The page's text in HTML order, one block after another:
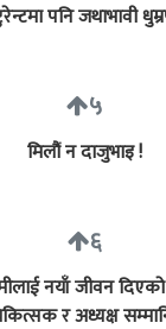
पनि जथाभावी
५
मिलौं न दाजुभाइ !
६
नयाँ जीवन
र अध्यक्ष